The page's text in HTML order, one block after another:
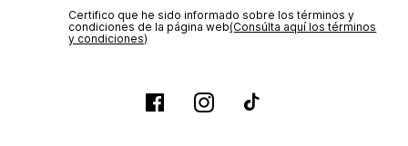
Certifico que he sido informado sobre los términos y
condiciones de la página web‎(Consúlta aquí los términos
y condiciones)